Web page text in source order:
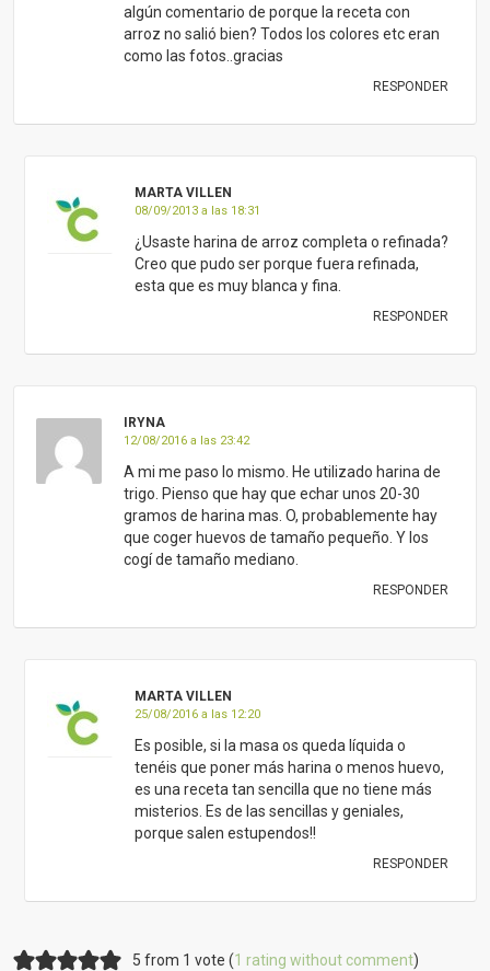
algún comentario de porque la receta con
arroz no salió bien? Todos los colores etc eran
como las fotos..gracias
RESPONDER
MARTA VILLEN
08/09/2013 a las 18:31
¿Usaste harina de arroz completa o refinada?
Creo que pudo ser porque fuera refinada,
esta que es muy blanca y fina.
RESPONDER
IRYNA
12/08/2016 a las 23:42
A mi me paso lo mismo. He utilizado harina de
trigo. Pienso que hay que echar unos 20-30
gramos de harina mas. O, probablemente hay
que coger huevos de tamaño pequeño. Y los
cogí de tamaño mediano.
RESPONDER
MARTA VILLEN
25/08/2016 a las 12:20
Es posible, si la masa os queda líquida o
tenéis que poner más harina o menos huevo,
es una receta tan sencilla que no tiene más
misterios. Es de las sencillas y geniales,
porque salen estupendos!!
RESPONDER
5 from 1 vote (1 rating without comment)